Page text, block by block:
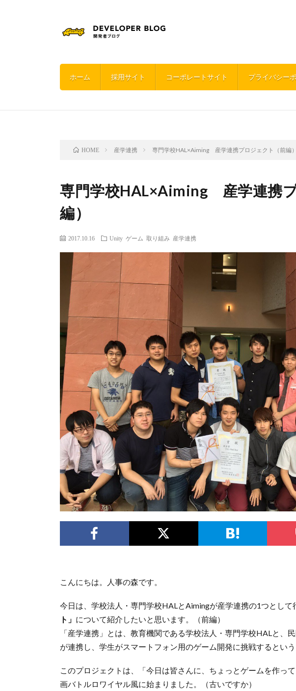
ホーム 採用サイト コーポレートサイト プライバシー
HOME 産学連携 専門学校HAL×Aiming 産学連携プロジェクト（前編）
専門学校HAL×Aiming 産学連携
編）
2017.10.16 Unity ゲーム 取り組み 産学連携
こんにちは。人事の森です。
今日は、学校法人・専門学校HALとAimingが産学連携の1つとして
ト」 について紹介したいと思います。（前編）
「産学連携」とは、教育機関である学校法人・専門学校HALと、
が連携し、学生がスマートフォン用のゲーム開発に挑戦するという
このプロジェクトは、「今日は皆さんに、ちょっとゲームを作っ
画バトルロワイヤル風に始まりました。（古いですか）